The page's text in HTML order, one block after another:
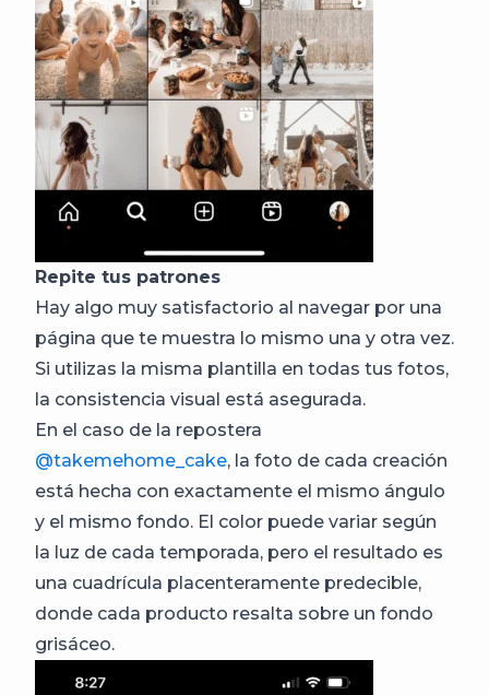
Repite tus patrones
Hay algo muy satisfactorio al navegar por una
página que te muestra lo mismo una y otra vez.
Si utilizas la misma plantilla en todas tus fotos,
la consistencia visual está asegurada.
En el caso de la repostera
@takemehome_cake, la foto de cada creación
está hecha con exactamente el mismo ángulo
y el mismo fondo. El color puede variar según
la luz de cada temporada, pero el resultado es
una cuadrícula placenteramente predecible,
donde cada producto resalta sobre un fondo
grisáceo.